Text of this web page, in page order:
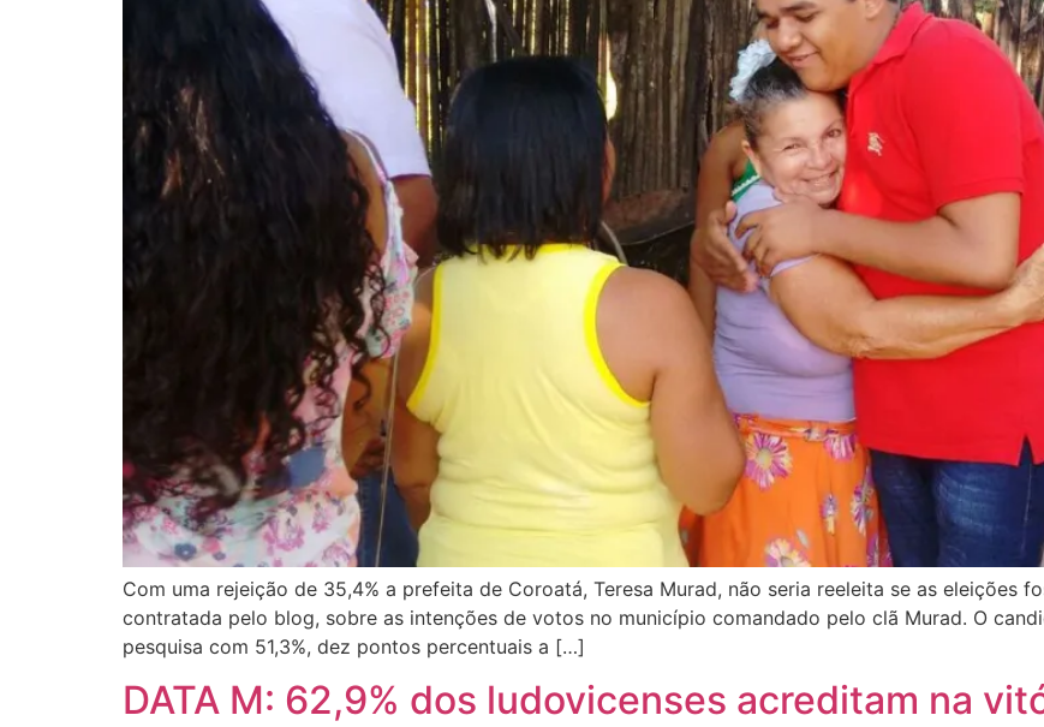
Com uma rejeição de 35,4% a prefeita de Coroatá, Teresa Murad, não seria reeleita se as eleições
contratada pelo blog, sobre as intenções de votos no município comandado pelo clã Murad. O
pesquisa com 51,3%, dez pontos percentuais a […]
DATA M: 62,9% dos ludovicenses acreditam na